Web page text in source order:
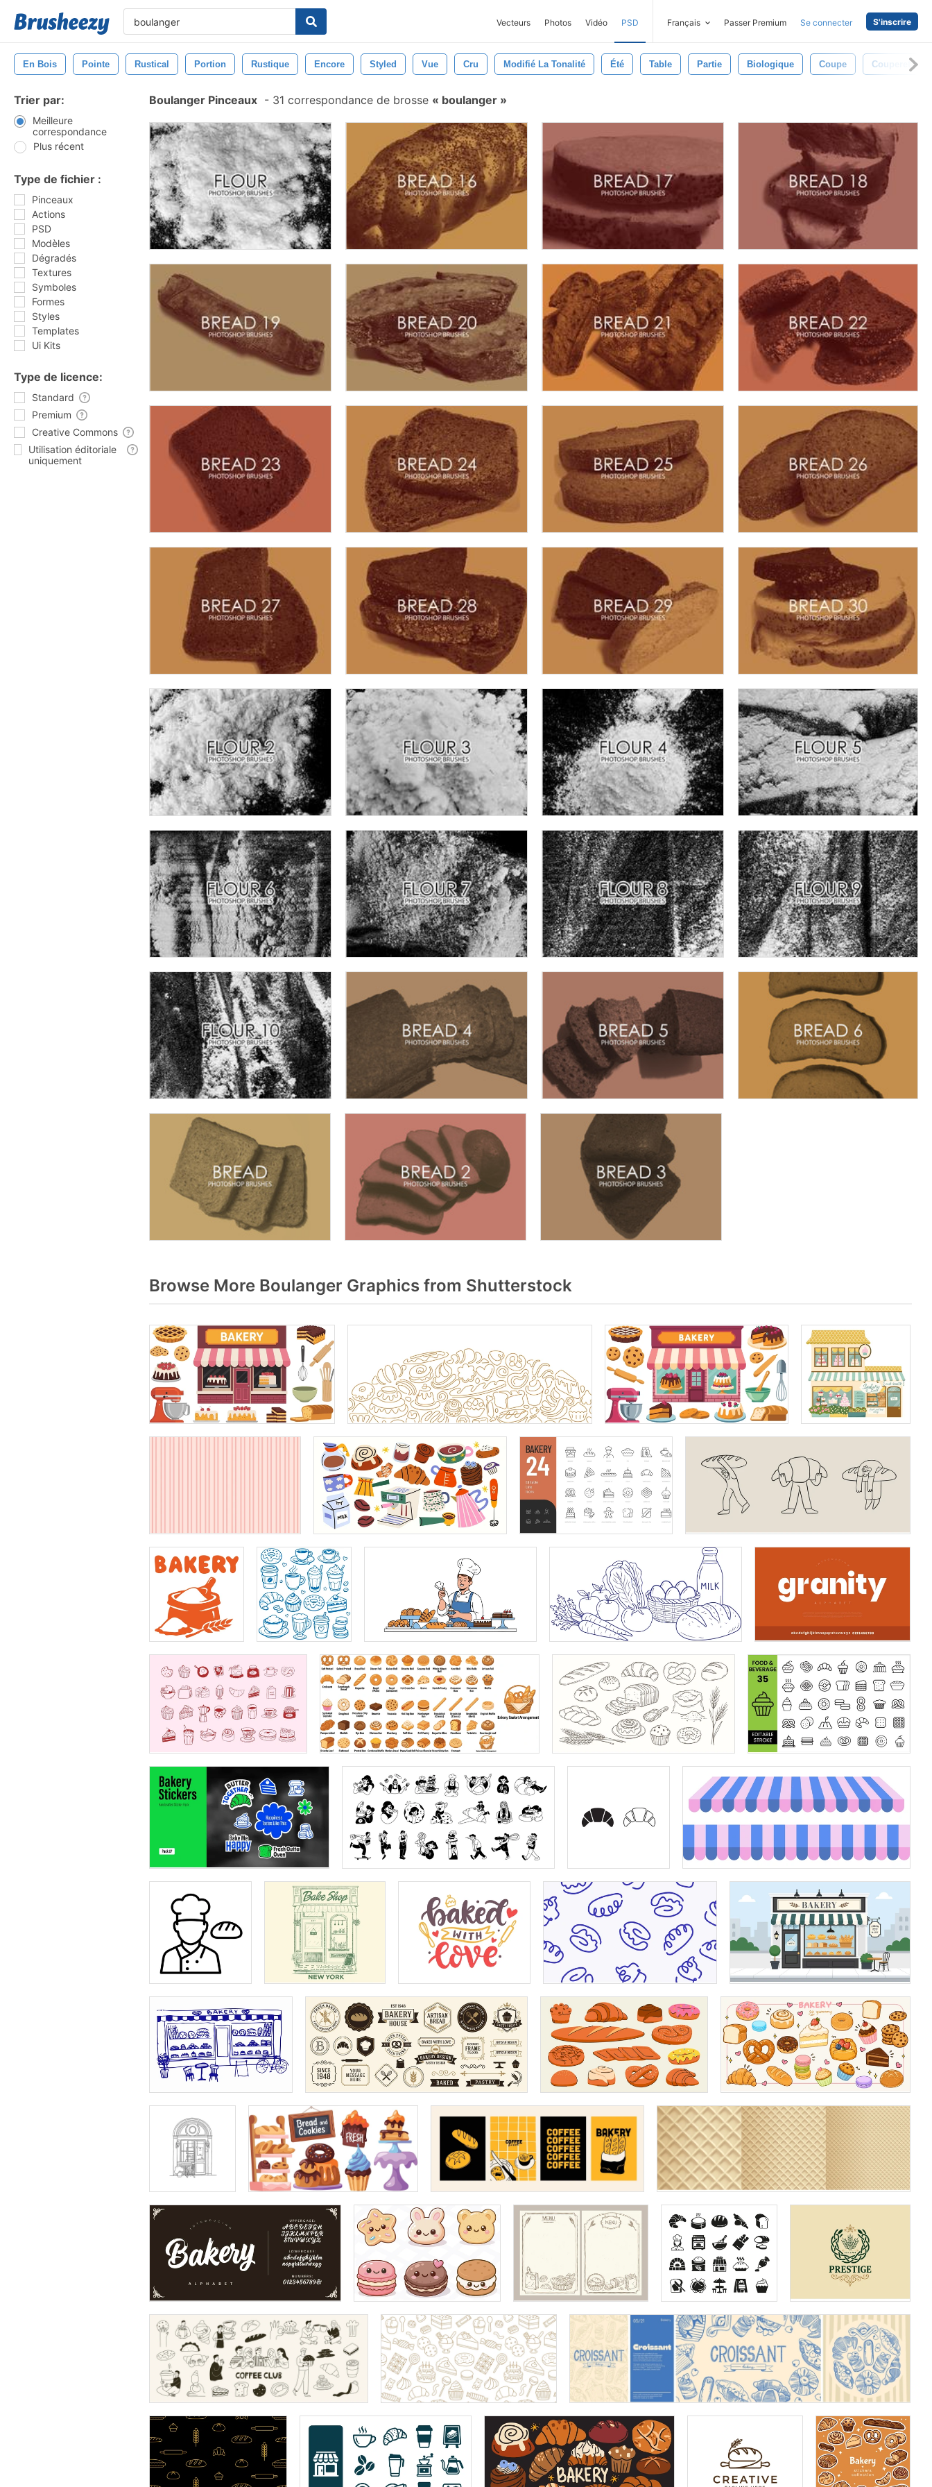
Vecteurs Photos Vidéo PSD Français Passer Premium Se connecter S'inscrire
En Bois Pointe Rustical Portion Rustique Encore Styled Vue Cru Modifié La Tonalité Été Table Partie Biologique Coupe Couperet
Trier par:
Meilleure
correspondance
Plus récent
Type de fichier :
Pinceaux
Actions
PSD
Modèles
Dégradés
Textures
Symboles
Formes
Styles
Templates
Ui Kits
Type de licence:
Standard
Premium
Creative Commons
Utilisation éditoriale
uniquement
Boulanger Pinceaux - 31 correspondance de brosse boulanger
Browse More Boulanger Graphics from Shutterstock